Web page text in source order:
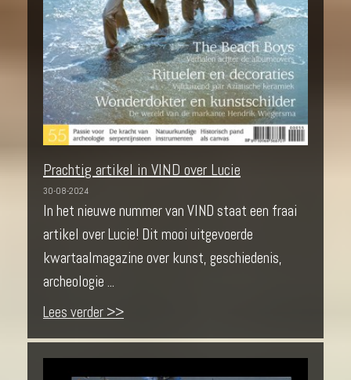
Prachtig artikel in VIND over Lucie
30-08-2024
In het nieuwe nummer van VIND staat een fraai
artikel over Lucie! Dit mooi uitgevoerde
kwartaalmagazine over kunst, geschiedenis,
archeologie ...
Lees verder >>